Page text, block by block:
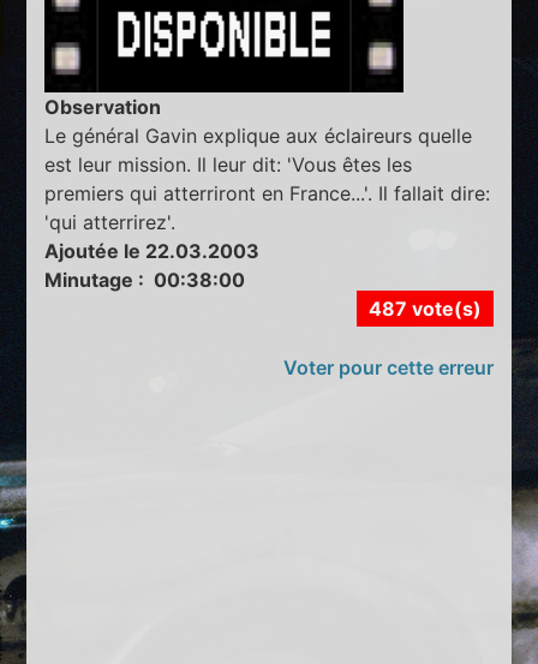
Observation
Le général Gavin explique aux éclaireurs quelle
est leur mission. Il leur dit: 'Vous êtes les
premiers qui atterriront en France...'. Il fallait dire:
'qui atterrirez'.
Ajoutée le 22.03.2003
Minutage : 00:38:00
487 vote(s)
Voter pour cette erreur